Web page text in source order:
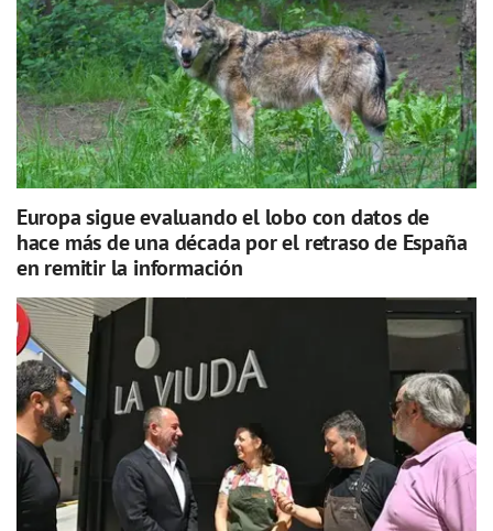
Europa sigue evaluando el lobo con datos de
hace más de una década por el retraso de España
en remitir la información